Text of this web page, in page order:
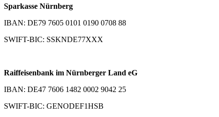
Sparkasse Nürnberg
IBAN: DE79 7605 0101 0190 0708 88
SWIFT-BIC: SSKNDE77XXX
Raiffeisenbank im Nürnberger Land eG
IBAN: DE47 7606 1482 0002 9042 25
SWIFT-BIC: GENODEF1HSB